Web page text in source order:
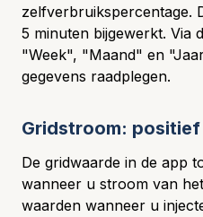
zelfverbruikspercentage.
5 minuten bijgewerkt. Via
"Week", "Maand" en
gegevens raadplegen.
Gridstroom:
De gridwaarde in de app
wanneer u stroom van
waarden wanneer u